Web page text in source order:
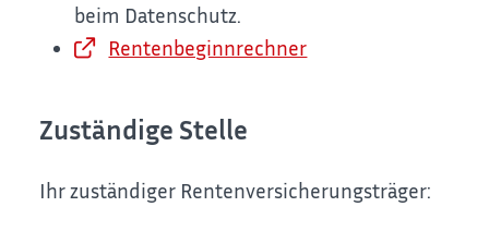
beim Datenschutz.
Rentenbeginnrechner
Zuständige Stelle
Ihr zuständiger Rentenversicherungsträger: